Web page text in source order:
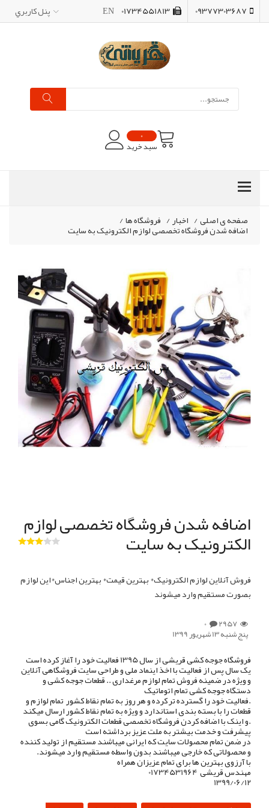
09377303687
01734551813
EN پنل کاربري
0
سبد خرید
صفحه ی اصلی/ اخبار/ فروشگاه ها/
اضافه شدن فروشگاه تخصصی لوازم الکترونیک به سایت
اضافه شدن فروشگاه تخصصی لوازم
الکترونیک به سایت
فروش آنلاین لوازم الکترونیک* بهترین قیمت* بهترین اجناس*این لوازم
بصورت مستقیم وارد میشوند
2957
0
پنج شنبه 13 شهریور 1399
فروشگاه جوجه کشی قریشی از سال 1395 فعالیت خود را آغاز کرده است
یک سال پس از فعالیت با اخذ اینماد ملی و طراحی سایت فروشگاهی آنلاین
و ویژه در ضمینه فروش تمام لوازم مرغداری .. قطعات جوجه کشی و
دستگاه جوجه کشی تمام اتوماتیک
.فعالیت خود را گسترده تر کرده و هر روز به تمام نقاط کشور تمام لوازم و
قطعات را با بسته بندی استاندارد و ویژه به تمام نقاط کشور ارسال میکند
.و اینک با اضافه کردن فروشگاه تخصصی قطعات الکترونیک گامی بسوی
پیشرفت و خدمت بیشتر به ملت عزیز برداشته است
در ضمن تمام محصولات سایت که ایرانی میباشند مستقیم از تولید کننده
و محصولاتی که خارجی میباشند بدون واسطه مستقیم وارد میشوند.
با آرزوی بهترین ها برای تمام عزیزان همراه
مهندس قریشی 01734531964
1399/06/12